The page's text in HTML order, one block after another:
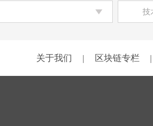
技
关于我们 | 区块链专栏 |